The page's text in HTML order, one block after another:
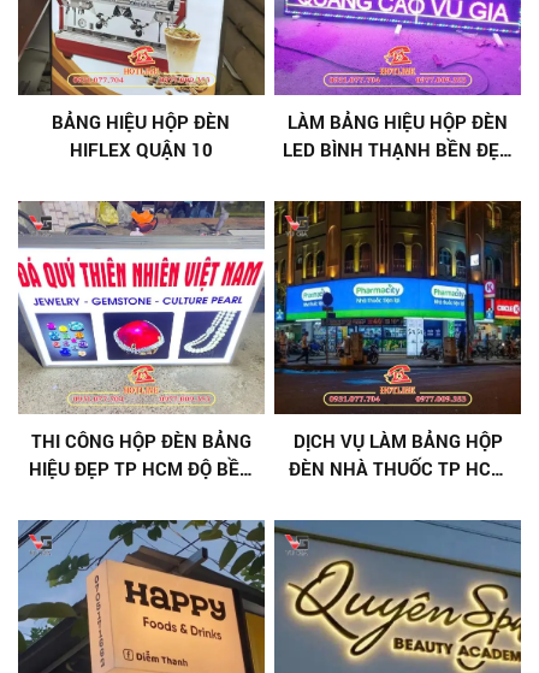
BẢNG HIỆU HỘP ĐÈN
HIFLEX QUẬN 10
LÀM BẢNG HIỆU HỘP ĐÈN
LED BÌNH THẠNH BỀN ĐẸP,
THI CÔNG HỘP ĐÈN BẢNG
HIỆU ĐẸP TP HCM ĐỘ BỀN
DỊCH VỤ LÀM BẢNG HỘP
ĐÈN NHÀ THUỐC TP HCM